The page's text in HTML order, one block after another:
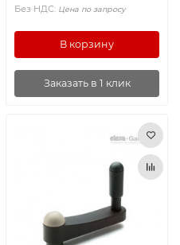
Без НДС: Цена по запросу
В корзину
Заказать в 1 клик